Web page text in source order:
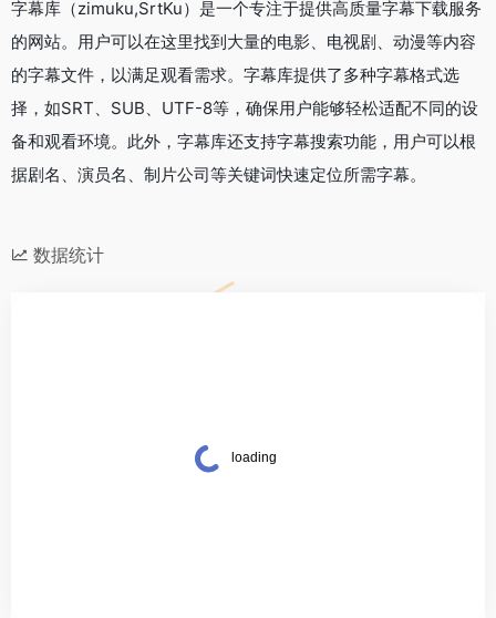
字幕库（zimuku,SrtKu）是一个专注于提供高质量字幕下载服务
的网站。用户可以在这里找到大量的电影、电视剧、动漫等内容
的字幕文件，以满足观看需求。字幕库提供了多种字幕格式选
择，如SRT、SUB、UTF-8等，确保用户能够轻松适配不同的设
备和观看环境。此外，字幕库还支持字幕搜索功能，用户可以根
据剧名、演员名、制片公司等关键词快速定位所需字幕。
数据统计